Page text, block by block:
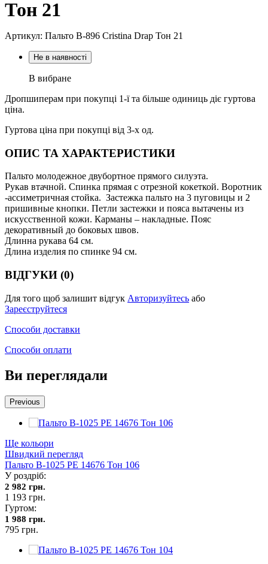
Тон 21
Артикул: Пальто В-896 Cristina Drap Тон 21
Не в наявності
В вибране
Дропшиперам при покупці 1-ї та більше одиниць діє гуртова
ціна.
Гуртова ціна при покупці від 3-х од.
ОПИС ТА ХАРАКТЕРИСТИКИ
Пальто молодежное двубортное прямого силуэта.
Рукав втачной. Спинка прямая с отрезной кокеткой. Воротник
-ассиметричная стойка. Застежка пальто на 3 пуговицы и 2
пришивные кнопки. Петли застежки и пояса вытачены из
искусственной кожи. Карманы – накладные. Пояс
декоративный до боковых швов.
Длинна рукава 64 см.
Длина изделия по спинке 94 см.
ВІДГУКИ (0)
Для того щоб залишит відгук Авторизуйтесь або
Зареєструйтеся
Способи доставки
Способи оплати
Ви переглядали
Previous
Ще кольори
Швидкий перегляд
Пальто В-1025 PE 14676 Тон 106
У роздріб:
2 982 грн.
1 193 грн.
Гуртом:
1 988 грн.
795 грн.